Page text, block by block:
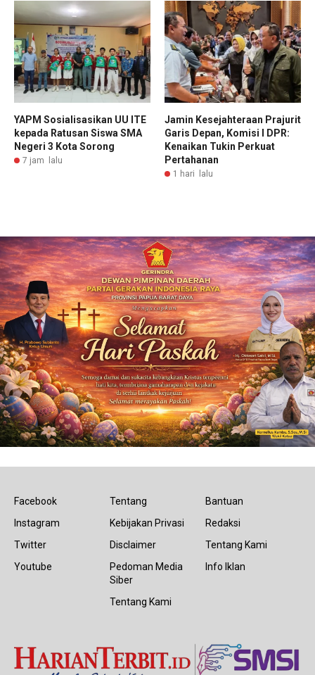
YAPM Sosialisasikan UU ITE
kepada Ratusan Siswa SMA
Negeri 3 Kota Sorong
7 jam lalu
Jamin Kesejahteraan Prajurit
Garis Depan, Komisi I DPR:
Kenaikan Tukin Perkuat
Pertahanan
1 hari lalu
Facebook
Instagram
Twitter
Youtube
Tentang
Kebijakan Privasi
Disclaimer
Pedoman Media
Siber
Tentang Kami
Bantuan
Redaksi
Tentang Kami
Info Iklan